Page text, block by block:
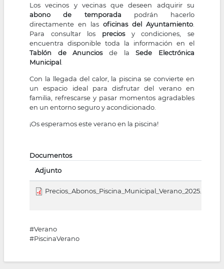
Los vecinos y vecinas que deseen adquirir su
abono de temporada podrán hacerlo
directamente en las oficinas del Ayuntamiento.
Para consultar los preciosy condiciones, se
encuentra disponible toda la información en el
Tablón de Anunciosde laSede Electrónica
Municipal
Con la llegada del calor, la piscina se convierte en
un espacio ideal para disfrutar del verano en
familia, refrescarse y pasar momentos agradables
en un entorno seguro y acondicionado.
¡Os esperamos este verano en la piscina!
Documentos
Adjunto
Precios_Abonos_Piscina_Municipal_Verano_2025.pdf
#Verano
#PiscinaVerano